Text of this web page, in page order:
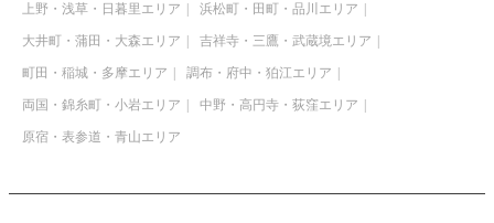
上野・浅草・日暮里エリア 浜松町・田町・品川エリア
大井町・蒲田・大森エリア 吉祥寺・三鷹・武蔵境エリア
町田・稲城・多摩エリア 調布・府中・狛江エリア
両国・錦糸町・小岩エリア 中野・高円寺・荻窪エリア
原宿・表参道・青山エリア